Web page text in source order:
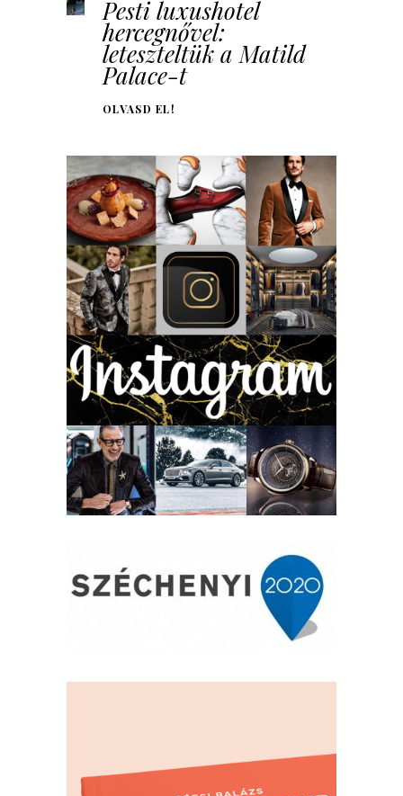
Pesti luxushotel
hercegnővel:
leteszteltük a Matild
Palace-t
OLVASD EL!